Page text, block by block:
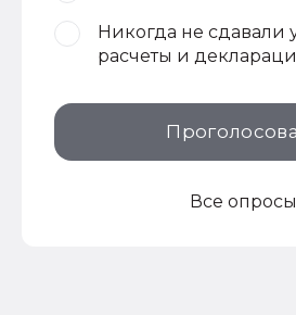
Никогда не сдавали
расчеты и
Все опросы